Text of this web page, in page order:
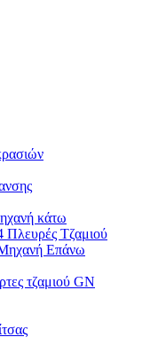
κάτω
Πλευρές Τζαμιού
Επάνω
τζαμιού GN